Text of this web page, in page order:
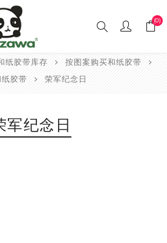
(0)
纸胶带库存
按图案购买和纸胶带
胶带
荣军纪念日
军纪念日